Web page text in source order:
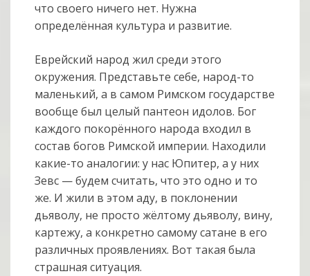
что своего ничего нет. Нужна
определённая культура и развитие.
Еврейский народ жил среди этого
окружения. Представьте себе, народ-то
маленький, а в самом Римском государстве
вообще был целый пантеон идолов. Бог
каждого покорённого народа входил в
состав богов Римской империи. Находили
какие-то аналогии: у нас Юпитер, а у них
Зевс — будем считать, что это одно и то
же. И жили в этом аду, в поклонении
дьяволу, не просто жёлтому дьяволу, вину,
картежу, а конкретно самому сатане в его
различных проявлениях. Вот такая была
страшная ситуация.